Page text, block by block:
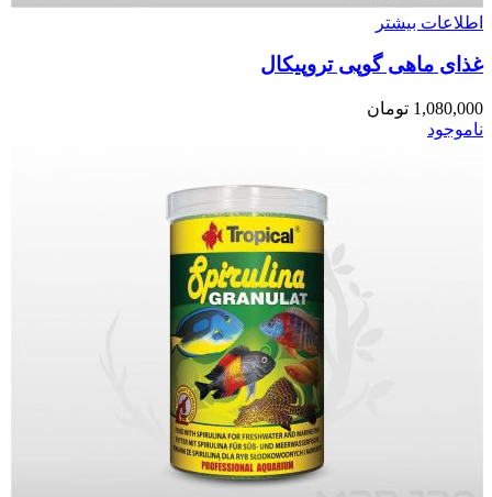
اطلاعات بیشتر
غذای ماهی گوپی تروپیکال
1,080,000 تومان
ناموجود